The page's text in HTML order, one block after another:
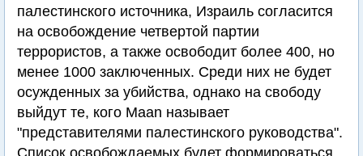
палестинского источника, Израиль согласится
на освобождение четвертой партии
террористов, а также освободит более 400, но
менее 1000 заключенных. Среди них не будет
осужденных за убийства, однако на свободу
выйдут те, кого Maan называет
"представителями палестинского руководства".
Список освобождаемых будет формироваться